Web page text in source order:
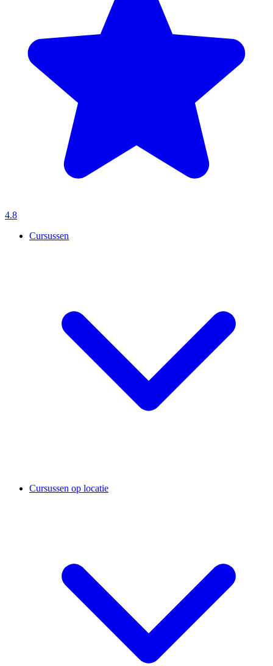
4.8
Cursussen
Cursussen op locatie